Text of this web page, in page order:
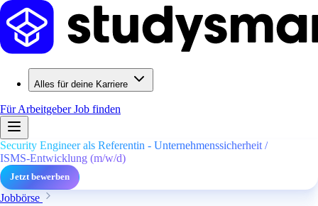
Alles für deine Karriere
Für ArbeitgeberJob finden
Security Engineer als Referentin - Unternehmenssicherheit /
ISMS‑Entwicklung (m/w/d)
Jetzt bewerben
Jobbörse